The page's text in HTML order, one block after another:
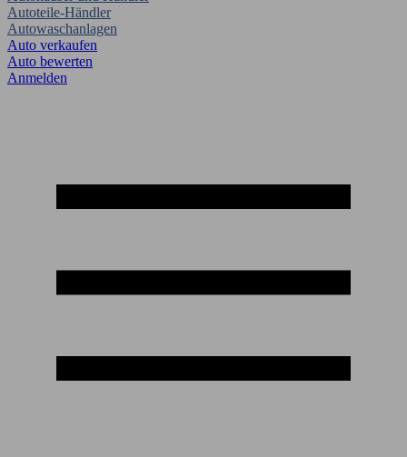
Autoteile-Händler
Autowaschanlagen
Auto verkaufen
Auto bewerten
Anmelden